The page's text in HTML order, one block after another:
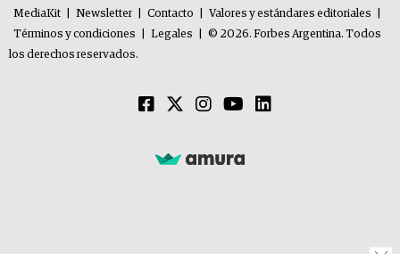
MediaKit Newsletter Contacto Valores y estándares editoriales
Términos y condiciones
Legales
© 2026. Forbes Argentina. Todos
los derechos reservados.